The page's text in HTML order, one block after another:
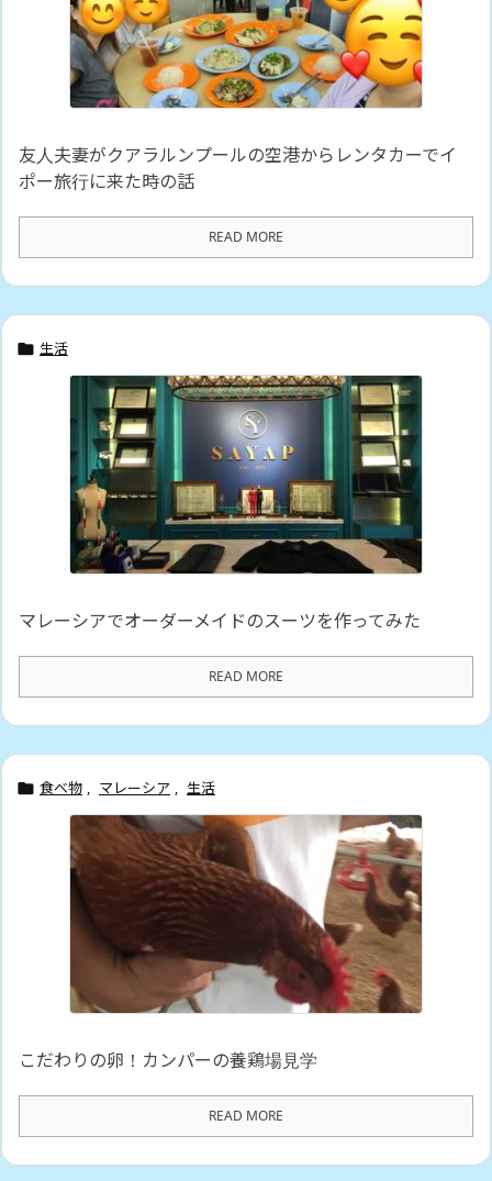
友人夫妻がクアラルンプールの空港からレンタカーでイ
ポー旅行に来た時の話
READ MORE
 生活
マレーシアでオーダーメイドのスーツを作ってみた
READ MORE
 食べ物 , マレーシア , 生活
こだわりの卵！カンパーの養鶏場見学
READ MORE